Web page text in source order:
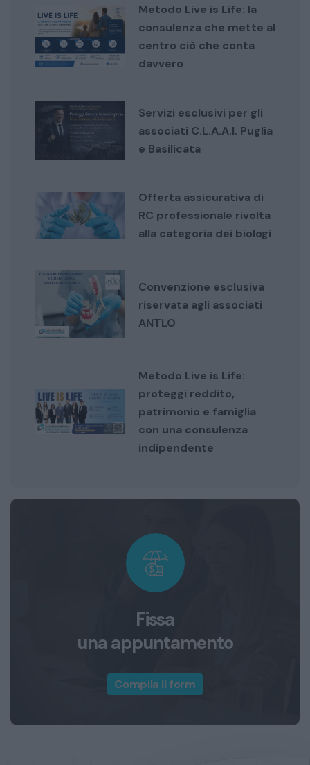
Metodo Live is Life: la
consulenza che mette al
centro ciò che conta
davvero
Servizi esclusivi per gli
associati C.L.A.A.I. Puglia
e Basilicata
Offerta assicurativa di
RC professionale rivolta
alla categoria dei biologi
Convenzione esclusiva
riservata agli associati
ANTLO
Metodo Live is Life:
proteggi reddito,
patrimonio e famiglia
con una consulenza
indipendente
Fissa
una appuntamento
Compila il form